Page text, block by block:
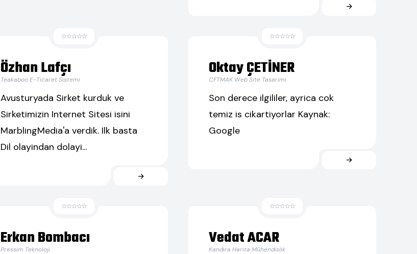
Özhan Lafçı
Teakaboo E-Ticaret Sistemi
Avusturyada Sirket kurduk ve
Sirketimizin Internet Sitesi isini
MarblingMedia'a verdik. Ilk basta
Dil olayindan dolayi...
Oktay ÇETİNER
CFTMAK Web Site Tasarımı
Son derece ilgililer, ayrica cok
temiz is cikartiyorlar Kaynak:
Google
Erkan Bombacı
Pressim Teknoloji
Vedat ACAR
Kandıra Harita Mühendislik